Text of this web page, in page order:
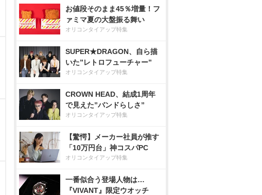
お値段そのまま45％増量！フ
ァミマ夏の大盤振る舞い
オリコンタイアップ特集
SUPER★DRAGON、自ら描
いた”レトロフューチャー”
オリコンタイアップ特集
CROWN HEAD、結成1周年
で見えた”バンドらしさ”
オリコンタイアップ特集
【驚愕】メーカー社員が推す
「10万円台」神コスパPC
オリコンタイアップ特集
一番似合う登場人物は…
『VIVANT』限定ウオッチ